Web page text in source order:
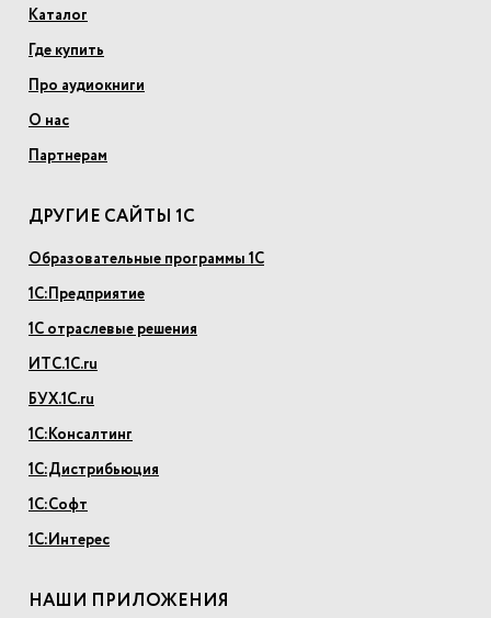
Каталог
Где купить
Про аудиокниги
О нас
Партнерам
ДРУГИЕ САЙТЫ 1С
Образовательные программы 1С
1С:Предприятие
1С отраслевые решения
ИТС.1С.ru
БУХ.1С.ru
1С:Консалтинг
1С:Дистрибьюция
1С:Софт
1С:Интерес
НАШИ ПРИЛОЖЕНИЯ